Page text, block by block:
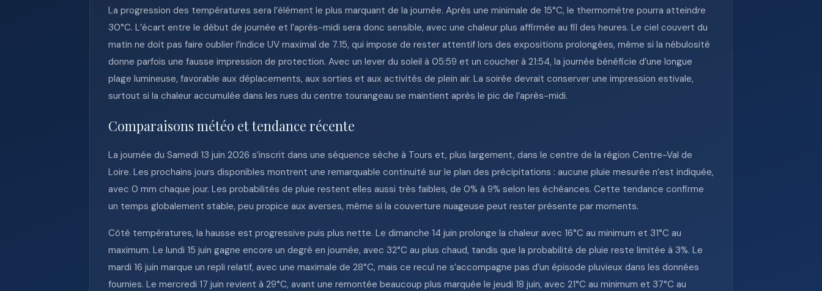
La progression des températures sera l’élément le plus marquant de la journée. Après une minimale de 15°C, le thermomètre pourra atteindre
30°C. L’écart entre le début de journée et l’après-midi sera donc sensible, avec une chaleur plus affirmée au fil des heures. Le ciel couvert du
matin ne doit pas faire oublier l’indice UV maximal de 7.15, qui impose de rester attentif lors des expositions prolongées, même si la nébulosité
donne parfois une fausse impression de protection. Avec un lever du soleil à 05:59 et un coucher à 21:54, la journée bénéficie d’une longue
plage lumineuse, favorable aux déplacements, aux sorties et aux activités de plein air. La soirée devrait conserver une impression estivale,
surtout si la chaleur accumulée dans les rues du centre tourangeau se maintient après le pic de l’après-midi.
Comparaisons météo et tendance récente
La journée du Samedi 13 juin 2026 s’inscrit dans une séquence sèche à Tours et, plus largement, dans le centre de la région Centre-Val de
Loire. Les prochains jours disponibles montrent une remarquable continuité sur le plan des précipitations : aucune pluie mesurée n’est indiquée,
avec 0 mm chaque jour. Les probabilités de pluie restent elles aussi très faibles, de 0% à 9% selon les échéances. Cette tendance confirme
un temps globalement stable, peu propice aux averses, même si la couverture nuageuse peut rester présente par moments.
Côté températures, la hausse est progressive puis plus nette. Le dimanche 14 juin prolonge la chaleur avec 16°C au minimum et 31°C au
maximum. Le lundi 15 juin gagne encore un degré en journée, avec 32°C au plus chaud, tandis que la probabilité de pluie reste limitée à 3%. Le
mardi 16 juin marque un repli relatif, avec une maximale de 28°C, mais ce recul ne s’accompagne pas d’un épisode pluvieux dans les données
fournies. Le mercredi 17 juin revient à 29°C, avant une remontée beaucoup plus marquée le jeudi 18 juin, avec 21°C au minimum et 37°C au